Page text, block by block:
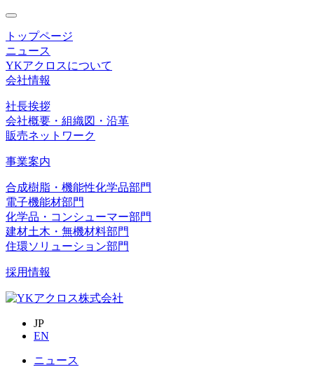
toggle
navigation
トップページ
ニュース
YKアクロスについて
会社情報
社長挨拶
会社概要・組織図・沿革
販売ネットワーク
事業案内
合成樹脂・機能性化学品部門
電子機能材部門
化学品・コンシューマー部門
建材土木・無機材料部門
住環ソリューション部門
採用情報
JP
EN
ニュース